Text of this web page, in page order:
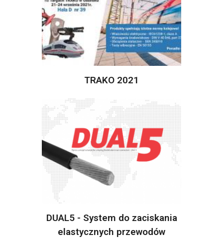
TRAKO 2021
DUAL5 - System do zaciskania
elastycznych przewodów